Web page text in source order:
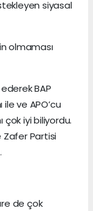
siyasal
olmaması
BAP
ve APO’cu
çok iyi biliyordu.
Zafer Partisi
de çok